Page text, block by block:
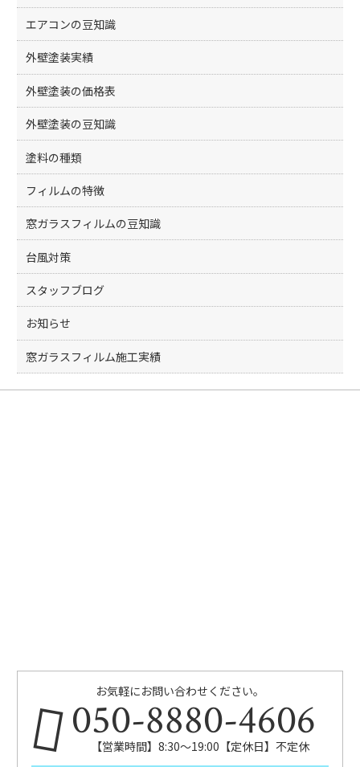
エアコンの豆知識
外壁塗装実績
外壁塗装の価格表
外壁塗装の豆知識
塗料の種類
フィルムの特徴
窓ガラスフィルムの豆知識
台風対策
スタッフブログ
お知らせ
窓ガラスフィルム施工実績
お気軽にお問い合わせください。
050-8880-4606
【営業時間】8:30～19:00【定休日】不定休